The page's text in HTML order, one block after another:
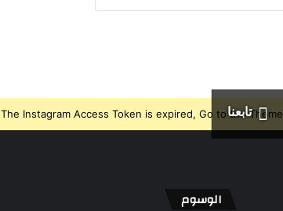
تابعنا
The Instagram Access Token is expired, Go to the
الوسوم